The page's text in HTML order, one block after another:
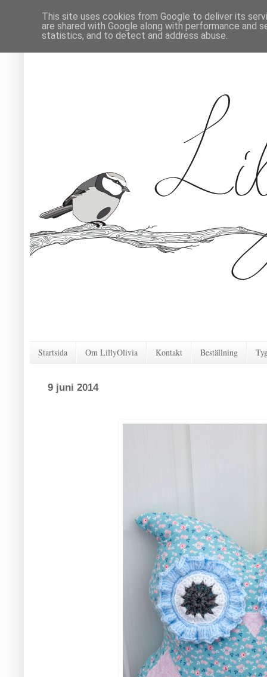
Startsida Om LillyOlivia Kontakt Beställning
9 juni 2014
This site uses cookies from Google to deliver its
are shared with Google along with performance and
statistics, and to detect and address abuse.